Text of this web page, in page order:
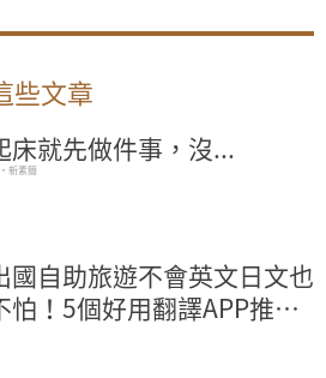
些文章
床就先做件事，沒...
新素簡
國自助旅遊不會英文日文也
怕！5個好用翻譯APP推